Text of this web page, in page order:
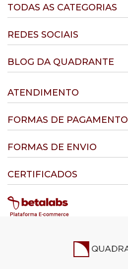
TODAS AS CATEGORIAS
REDES SOCIAIS
BLOG DA QUADRANTE
ATENDIMENTO
FORMAS DE PAGAMENTO
FORMAS DE ENVIO
CERTIFICADOS